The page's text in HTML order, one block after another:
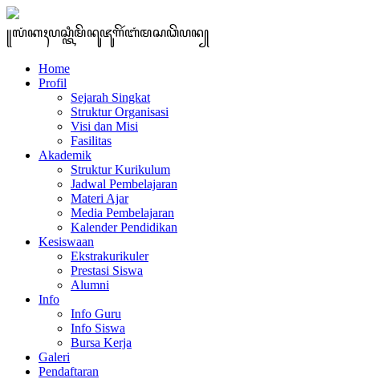
꧋ꦭꦁꦏꦃꦥꦱ꧀ꦠꦶꦩꦼꦤꦸꦗꦸꦒꦼꦂꦧꦁꦩꦱꦣꦼꦥꦤ꧀
Home
Profil
Sejarah Singkat
Struktur Organisasi
Visi dan Misi
Fasilitas
Akademik
Struktur Kurikulum
Jadwal Pembelajaran
Materi Ajar
Media Pembelajaran
Kalender Pendidikan
Kesiswaan
Ekstrakurikuler
Prestasi Siswa
Alumni
Info
Info Guru
Info Siswa
Bursa Kerja
Galeri
Pendaftaran